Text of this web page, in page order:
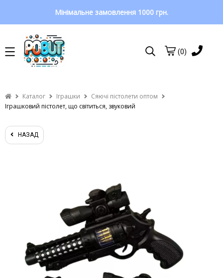
Мінімальне замовлення 1000 грн.
(0)
Каталог Іграшки
Сяючі пістолети оптом
Іграшковий пістолет, що світиться, звуковий
НАЗАД